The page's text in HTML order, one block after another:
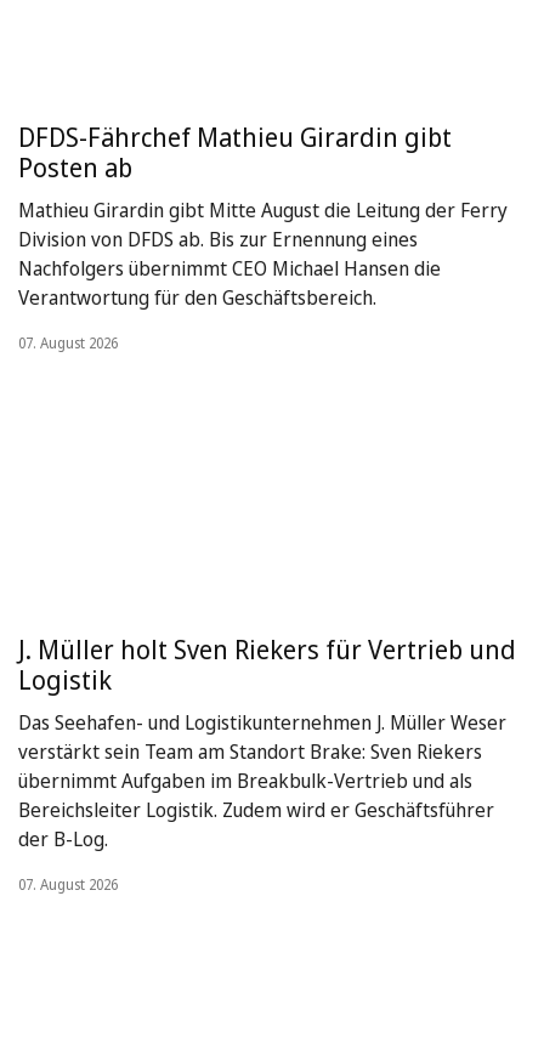
DFDS-Fährchef Mathieu Girardin gibt
Posten ab
Mathieu Girardin gibt Mitte August die Leitung der Ferry
Division von DFDS ab. Bis zur Ernennung eines
Nachfolgers übernimmt CEO Michael Hansen die
Verantwortung für den Geschäftsbereich.
07. August 2026
J. Müller holt Sven Riekers für Vertrieb und
Logistik
Das Seehafen- und Logistikunternehmen J. Müller Weser
verstärkt sein Team am Standort Brake: Sven Riekers
übernimmt Aufgaben im Breakbulk-Vertrieb und als
Bereichsleiter Logistik. Zudem wird er Geschäftsführer
der B-Log.
07. August 2026